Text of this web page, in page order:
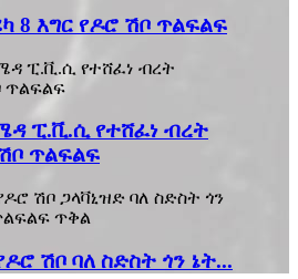
8 እግር የዶሮ ሽቦ ጥልፍልፍ
ፒ.ቪ.ሲ የተሸፈነ ብረት
ጥልፍልፍ
ሽቦ ባለ ስድስት ጎን ኔት...